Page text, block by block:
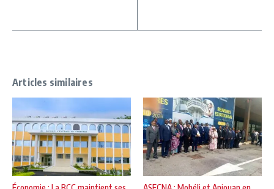
Articles similaires